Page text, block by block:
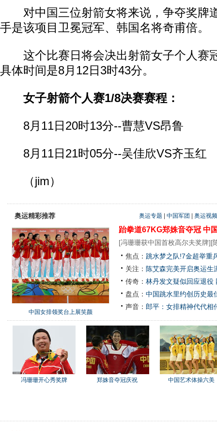
对中国三位射箭女将来说，争夺奖牌
手是该项目卫冕冠军、韩国名将奇甫倍。
这个比赛日将会决出射箭女子个人赛
具体时间是8月12日3时43分。
女子射箭个人赛1/8决赛赛程：
8月11日20时13分--曹慧VS昂鲁
8月11日21时05分--吴佳欣VS齐玉红
（jim）
奥运精彩推荐 奥运专题 中国军团 奥运视频
中国女排领奖台上展笑颜
跆拳道67KG郑姝音夺冠 中
[冯珊珊获中国首枚高尔夫奖牌][
焦点： 跳水梦之队!7金超举重
关注： 陈艾森完美开启奥运
传奇： 林丹发文疑似回应退役
盘点： 中国跳水里约创历史最
声音： 郎平：女排精神代代相
冯珊珊开心秀奖牌 郑姝音夺冠庆祝 中国艺术体操六美